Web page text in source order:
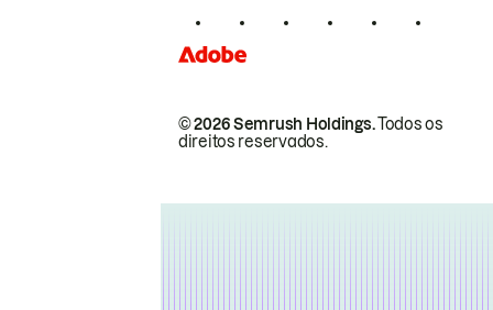
© 2026 Semrush Holdings.Todos os
direitos reservados.